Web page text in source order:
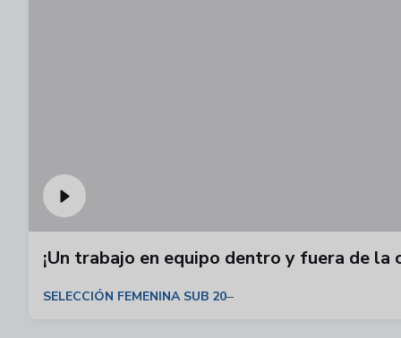
¡Un trabajo en equipo dentro y fuera de la
SELECCIÓN FEMENINA SUB 20